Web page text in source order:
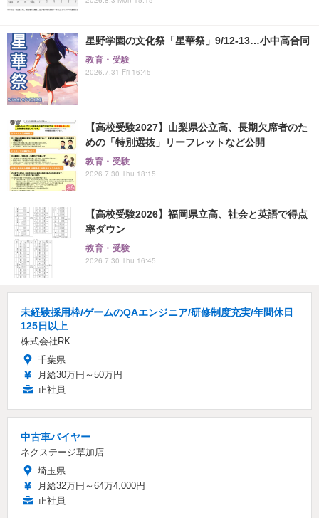
星野学園の文化祭「星華祭」9/12-13…小中高合同
教育・受験
2026.7.31 Fri 16:45
【高校受験2027】山梨県公立高、長期欠席者のた
めの「特別選抜」リーフレットなど公開
教育・受験
2026.7.30 Thu 18:15
【高校受験2026】福岡県立高、社会と英語で得点
率ダウン
教育・受験
2026.7.30 Thu 16:45
未経験採用枠/ゲームのQAエンジニア/研修制度充実/年間休日
125日以上
株式会社RK
千葉県
月給30万円～50万円
正社員
中古車バイヤー
ネクステージ草加店
埼玉県
月給32万円～64万4,000円
正社員